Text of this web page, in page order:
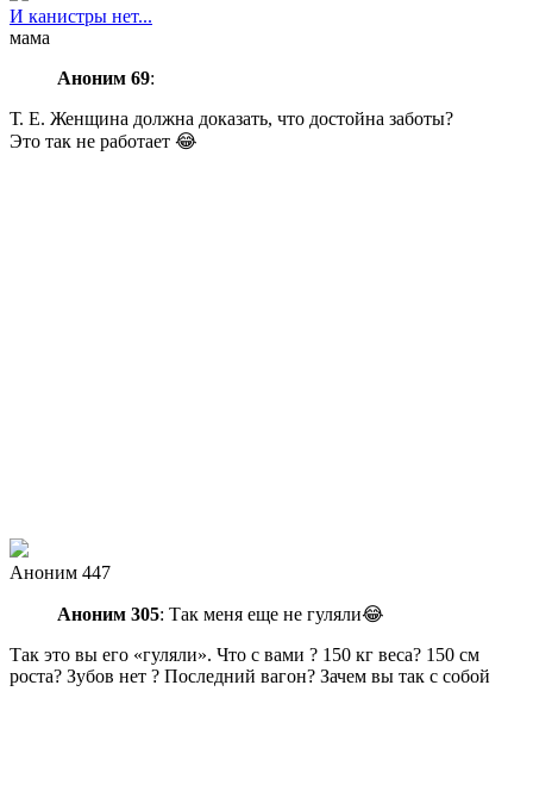
И канистры нет...
мама
Аноним 69:
Т. Е. Женщина должна доказать, что достойна заботы?
Это так не работает 😂
Аноним 447
Аноним 305: Так меня еще не гуляли😂
Так это вы его «гуляли». Что с вами ? 150 кг веса? 150 см
роста? Зубов нет ? Последний вагон? Зачем вы так с собой